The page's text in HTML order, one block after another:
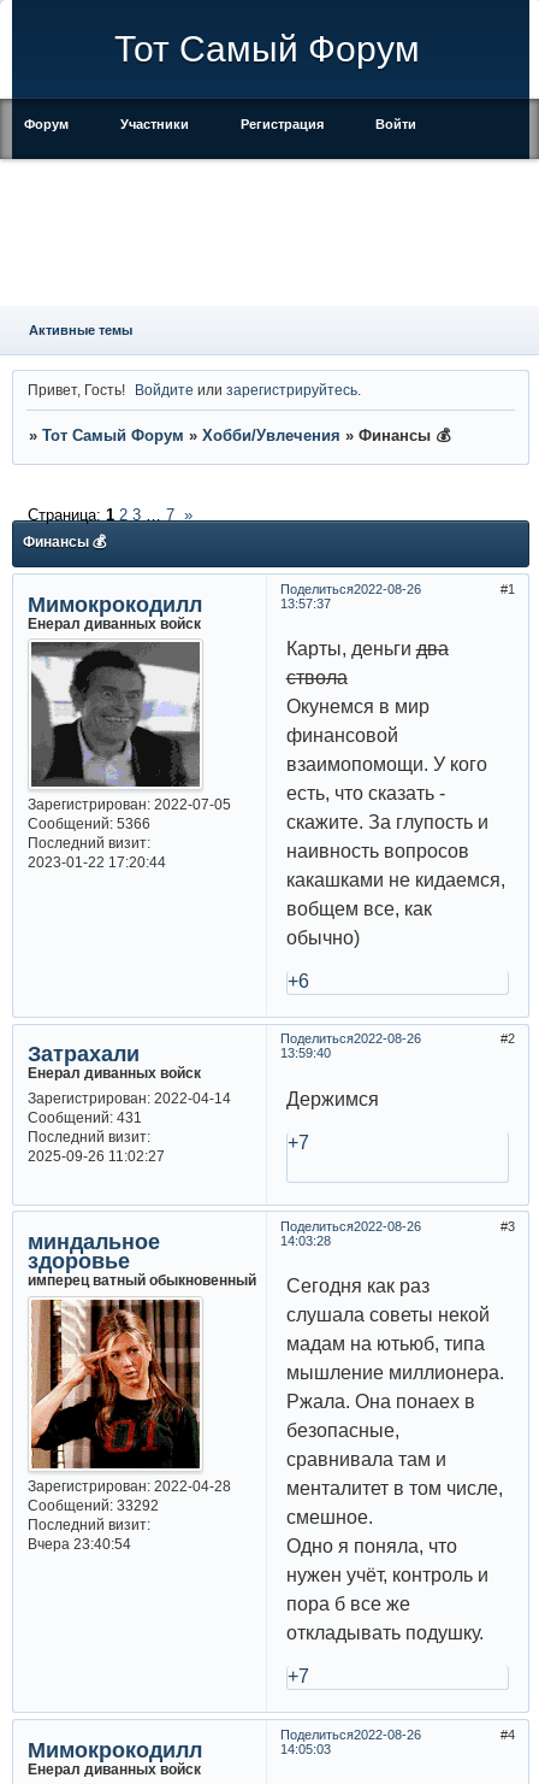
Тот Самый Форум
Форум Участники Регистрация Войти
Активные темы
Привет, Гость! Войдите илизарегистрируйтесь
» Тот Самый Форум » Хобби/Увлечения » Финансы 💰
Финансы 💰
Страница: 1 2 3 7 »
Поделиться 1
2022-08-26
13:57:37
Мимокрокодилл
Енерал диванных войск
Зарегистрирован: 2022-07-05
Сообщений:5366
Последний визит:
2023-01-22 17:20:44
Карты, деньгидва
ствола
Окунемся в мир
финансовой
взаимопомощи. У кого
есть, что сказать -
скажите. За глупость и
наивность вопросов
какашками не кидаемся,
вобщем все, как
обычно)
+6
Поделиться 2
2022-08-26
13:59:40
Затрахали
Енерал диванных войск
Зарегистрирован: 2022-04-14
Сообщений:431
Последний визит:
2025-09-26 11:02:27
Держимся
+7
Поделиться 3
2022-08-26
14:03:28
миндальное
здоровье
имперец ватный обыкновенный
Зарегистрирован: 2022-04-28
Сообщений:33292
Последний визит:
Вчера 23:40:54
Сегодня как раз
слушала советы некой
мадам на ютьюб, типа
мышление миллионера.
Ржала. Она понаех в
безопасные,
сравнивала там и
менталитет в том числе,
смешное.
Одно я поняла, что
нужен учёт, контроль и
пора б все же
откладывать подушку.
+7
Поделиться 4
2022-08-26
14:05:03
Мимокрокодилл
Енерал диванных войск